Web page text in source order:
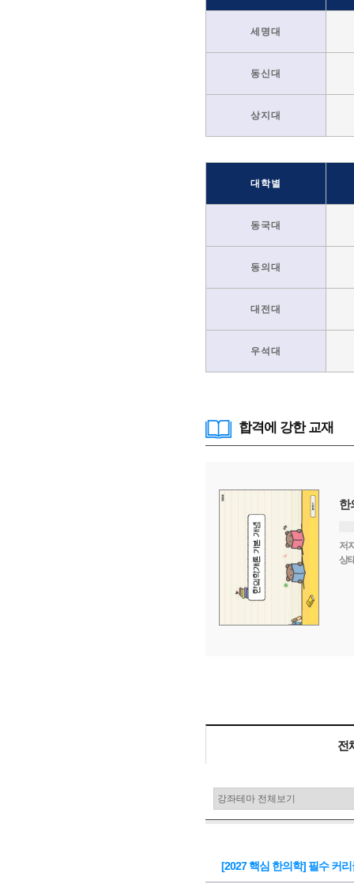
세명대
동신대
상지대
대학별
동국대
동의대
대전대
우석대
합격에 강한 교재
한
저
상
전
[2027 핵심 한의학] 필수 커